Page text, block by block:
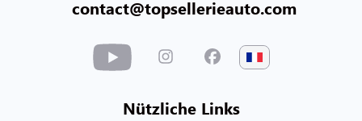
contact@topsellerieauto.com
Nützliche Links